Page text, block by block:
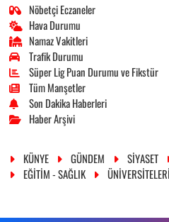
Nöbetçi Eczaneler
Hava Durumu
Namaz Vakitleri
Trafik Durumu
Süper Lig Puan Durumu ve Fikstür
Tüm Manşetler
Son Dakika Haberleri
Haber Arşivi
KÜNYE GÜNDEM SİYASET
EĞİTİM - SAĞLIK